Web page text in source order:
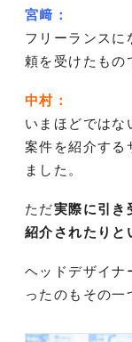
宮﨑：
フリーランスに
頼を受けたもの
中村：
いまほどではな
案件を紹介する
ました。
ただ実際に引き
紹介されたりと
ヘッドデザイナ
ったのもその一